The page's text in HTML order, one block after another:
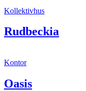
Kollektivhus
Rudbeckia
Kontor
Oasis